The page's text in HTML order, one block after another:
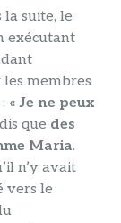
la suite, le
exécutant
les membres
« Je ne peux
que des
Maria.
n’y avait
vers le